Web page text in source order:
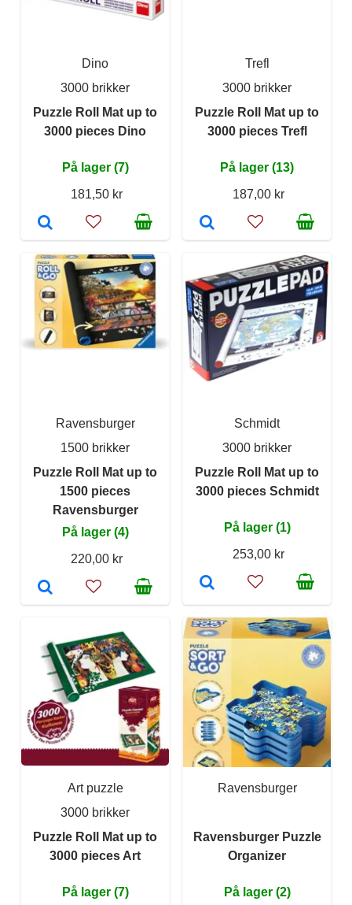
Dino
3000 brikker
Puzzle Roll Mat up to
3000 pieces Dino
På lager (7)
181,50 kr
Trefl
3000 brikker
Puzzle Roll Mat up to
3000 pieces Trefl
På lager (13)
187,00 kr
Ravensburger
1500 brikker
Puzzle Roll Mat up to
1500 pieces
Ravensburger
På lager (4)
220,00 kr
Schmidt
3000 brikker
Puzzle Roll Mat up to
3000 pieces Schmidt
På lager (1)
253,00 kr
Art puzzle
3000 brikker
Puzzle Roll Mat up to
3000 pieces Art
På lager (7)
Ravensburger
Ravensburger Puzzle
Organizer
På lager (2)